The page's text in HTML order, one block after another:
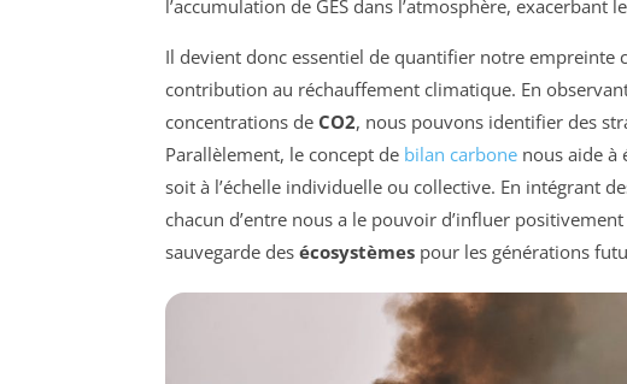
l’accumulation de GES dans l’atmosphère, exacerbant le
Il devient donc essentiel de quantifier notre
contribution au réchauffement climatique. En
concentrations de CO2, nous pouvons identifier des
Parallèlement, le concept de bilan carbone nous aide à
soit à l’échelle individuelle ou collective. En intégrant
chacun d’entre nous a le pouvoir d’influer
sauvegarde des écosystèmes pour les générations